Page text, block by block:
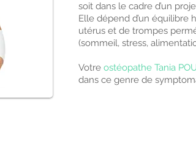
soit dans le cadre d’un
Elle dépend d’un équilibre
utérus et de trompes
(sommeil, stress,
Votre ostéopathe Tania
dans ce genre de